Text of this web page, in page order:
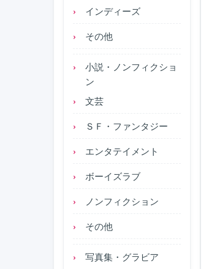
インディーズ
その他
小説・ノンフィクショ
ン
文芸
ＳＦ・ファンタジー
エンタテイメント
ボーイズラブ
ノンフィクション
その他
写真集・グラビア